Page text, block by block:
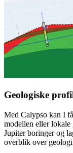
Geologiske
Med Calypso kan I
modellen eller
Jupiter boringer og
overblik over